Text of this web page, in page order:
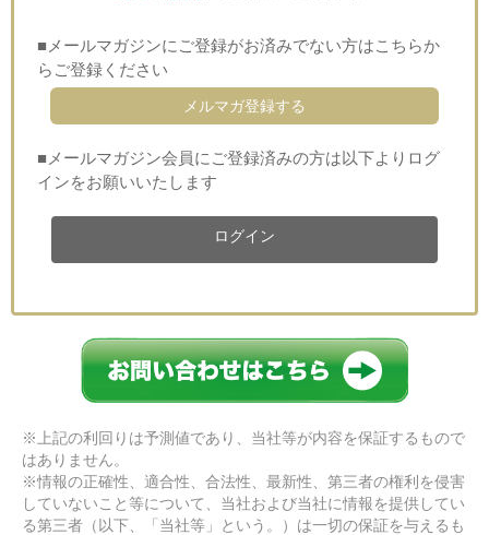
■メールマガジンにご登録がお済みでない方はこちらか
らご登録ください
メルマガ登録する
■メールマガジン会員にご登録済みの方は以下よりログ
インをお願いいたします
ログイン
※上記の利回りは予測値であり、当社等が内容を保証するもので
はありません。
※情報の正確性、適合性、合法性、最新性、第三者の権利を侵害
していないこと等について、当社および当社に情報を提供してい
る第三者（以下、「当社等」という。）は一切の保証を与えるも